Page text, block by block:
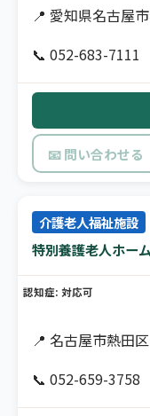
📍 愛知県名古屋
📞 052-683-7111
📧 問い合わせる
介護老人福祉施設
特別養護老人ホ
認知症: 対応可
📍 名古屋市熱田
📞 052-659-3758